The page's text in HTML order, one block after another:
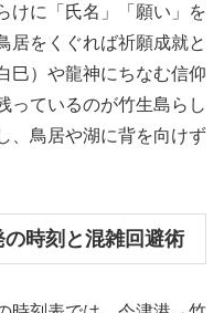
けに「氏名」「願い」を
をくぐれば祈願成就と
巳）や龍神にちなむ信仰
っているのが竹生島らし
、鳥居や湖に背を向けず
時刻と混雑回避術